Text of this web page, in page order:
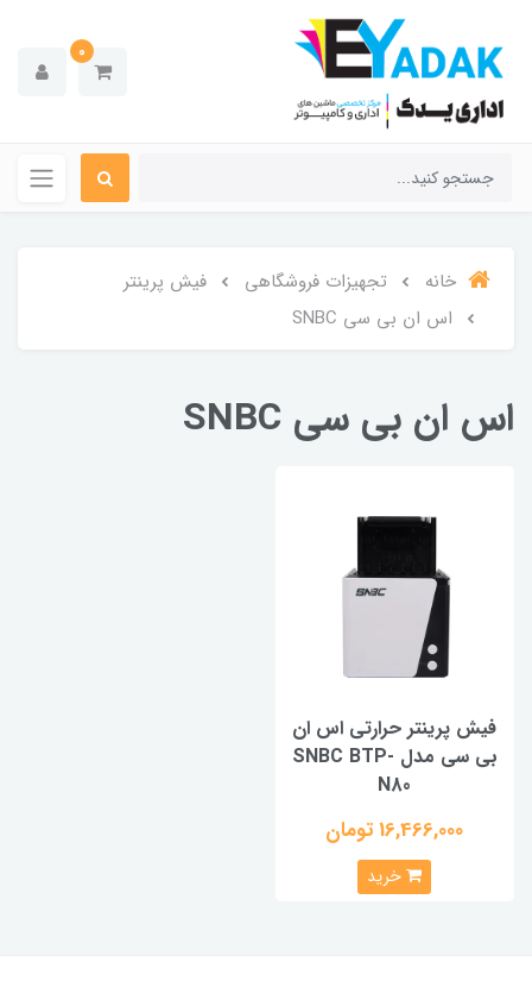
0
خانه تجهیزات فروشگاهی
فیش پرینتر
اس ان بی سی SNBC
اس ان بی سی SNBC
فیش پرینتر حرارتی اس ان
بی سی مدل SNBC BTP-
N80
16,466,000 تومان
خرید